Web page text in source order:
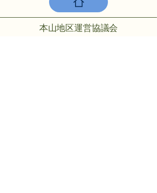
本山地区運営協議会